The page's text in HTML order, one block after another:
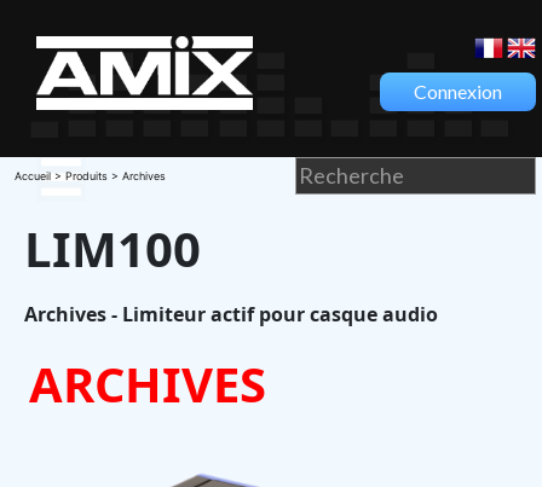
Connexion
Accueil > Produits > Archives
LIM100
Archives - Limiteur actif pour casque audio
ARCHIVES